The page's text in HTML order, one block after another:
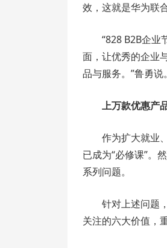
效，这就是华为联
“828 B2B企业
面，让优秀的企业
品与服务。”鲁勇说。
上万款优惠产
作为扩大就业
已成为“必修课”。
系列问题。
针对上述问题
关注的六大价值，